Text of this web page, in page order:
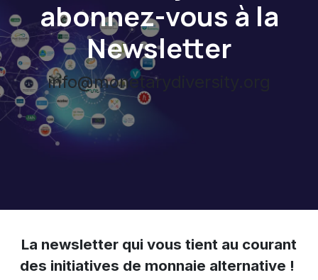
abonnez-vous à la
Newsletter
info@monetarydiversity.org
​La newsletter qui vous tient au courant
des initiatives de monnaie alternative !